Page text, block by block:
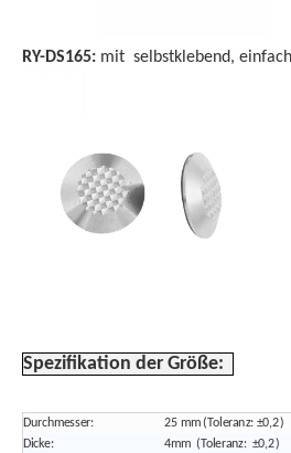
RY-DS165: mit selbstklebend,
Spezifikation der Größe:
Durchmesser:
25 mm (Toleranz: ±0,2)
Dicke:
4mm (Toleranz: ±0,2)